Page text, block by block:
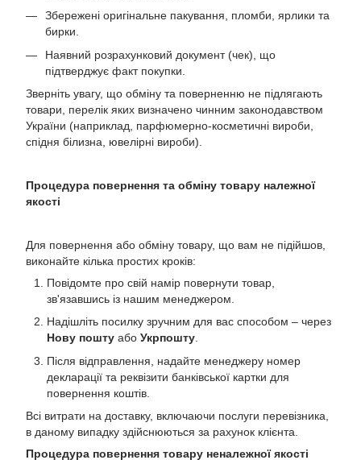
Збережені оригінальне пакування, пломби, ярлики та
бирки.
Наявний розрахунковий документ (чек), що
підтверджує факт покупки.
Зверніть увагу, що обміну та поверненню не підлягають
товари, перелік яких визначено чинним законодавством
України (наприклад, парфюмерно-косметичні вироби,
спідня білизна, ювелірні вироби).
Процедура повернення та обміну товару належної
якості
Для повернення або обміну товару, що вам не підійшов,
виконайте кілька простих кроків:
Повідомте про свій намір повернути товар,
зв'язавшись із нашим менеджером.
Надішліть посилку зручним для вас способом – через
Нову пошту або Укрпошту.
Після відправлення, надайте менеджеру номер
декларації та реквізити банківської картки для
повернення коштів.
Всі витрати на доставку, включаючи послуги перевізника,
в даному випадку здійснюються за рахунок клієнта.
Процедура повернення товару неналежної якості